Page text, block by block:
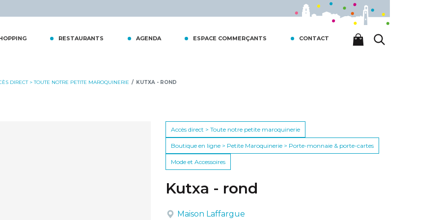
RESTAURANTS AGENDA ESPACE COMMERÇANTS CONTACT
DIRECT > TOUTE NOTRE PETITE MAROQUINERIE KUTXA - ROND
Accès direct > Toute notre petite maroquinerie
Boutique en ligne > Petite Maroquinerie > Porte-monnaie & porte-cartes
Mode et Accessoires
Kutxa - rond
Maison Laffargue